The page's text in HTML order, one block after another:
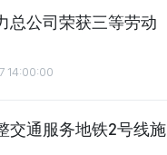
总公司荣获三等劳动
14:00:00
交通服务地铁2号线施